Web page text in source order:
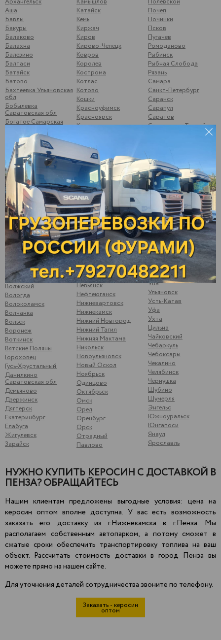
Аша
Бавлы
Бакуры
Балаково
Балахна
Балезино
Балтаси
Батайск
Батово
Бахтеевка Ульяновская
обл
Бобылевка
Саратовская обл
Богатое Самарская
Боковой Майдан
Болгары
Большой Солтан
Бор, Нижегородская
обл
Брыковка
Брянск
Бугульма
Бузулук
Буинск
Варна
Верхние Татышлы
Верхняя Мактама
Верхошижемье
Владимир
Волгоград
Волжск
Волжский
Вологда
Волоколамск
Волчанка
Вольск
Воронеж
Воткинск
Вятские Поляны
Гороховец
Гусь-Хрустальный
Данилкино
Саратовская обл
Демьяново
Дзержинск
Дягтерск
Екатеринбург
Елабуга
Жигулевск
Зарайск
Катайск
Кемь
Киржач
Киров
Кирово-Чепецк
Ковров
Королев
Кострома
Котлас
Котово
Кошки
Красноуфимск
Красноярск
Кстово
Курск
Кушумский Ершов
Ликино-Дулёво
Липецк
Лыткарино
Люберцы
Магнитогорск
Малая Вишера
Малая Пурга
Менделеевск
Можайск
Можга
Москва
Мулянка
Муром
Набережные Челны
Невьянск
Нефтеюганск
Нижневартовск
Нижнекамск
Нижний Новгород
Нижний Тагил
Нижняя Мактама
Никольск
Новоульяновск
Новый Оскол
Ноябрьск
Одинцово
Октябрьск
Омск
Орел
Оренбург
Орск
Отрадный
Павлово
Почеп
Починки
Псков
Пугачев
Ромоданово
Рыбинск
Рыбная Слобода
Рязань
Самара
Санкт-Петербург
Саранск
Сарапул
Саратов
Свердлово, Тоцкий р-
Смоленск
Соликамск
Старый Оскол
Стрижи
Суздаль
Сургут
Сызрань
Сыктывкар
Тамбов
Тверь
Темрюк
Тимашево
Тольятти
Ува
Ульяновск
Усть-Катав
Уфа
Ухта
Цильна
Чайковский
Чебаркуль
Чебоксары
Чекалино
Челябинск
Чернушка
Шубино
Шумерля
Энгельс
Южноуральск
Юнгапоси
Янаул
Ярославль
НУЖНО КУПИТЬ КЕРОСИН С ДОСТАВКОЙ В
ПЕНЗА? ОБРАЩАЙТЕСЬ
Нашим клиентам предложены выгодные условия: цена на
керосин оптом вполне доступна. У вас есть возможность
заказать его доставку из г.Нижнекамска в г.Пенза. Мы
располагаем собственным автопарком, а потому сможет в
сжатые сроки обеспечить транспортировку топлива на ваш
объект. Рассчитать стоимость доставки в город Пенза вы
можете прямо на нашем сайте.
Для уточнения деталей сотрудничества звоните по телефону.
Заказать - керосин
оптом